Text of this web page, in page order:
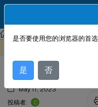
NetScaler NetScaler
示例 6：迁移
May 11, 2023
投稿者:
C
是否要使用您的浏览器的首
是 否